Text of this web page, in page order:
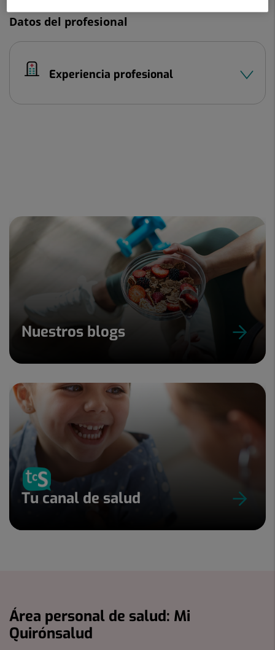
Datos del profesional
Experiencia profesional
Nuestros blogs
Tu canal de salud
Área personal de salud: Mi
Quirónsalud